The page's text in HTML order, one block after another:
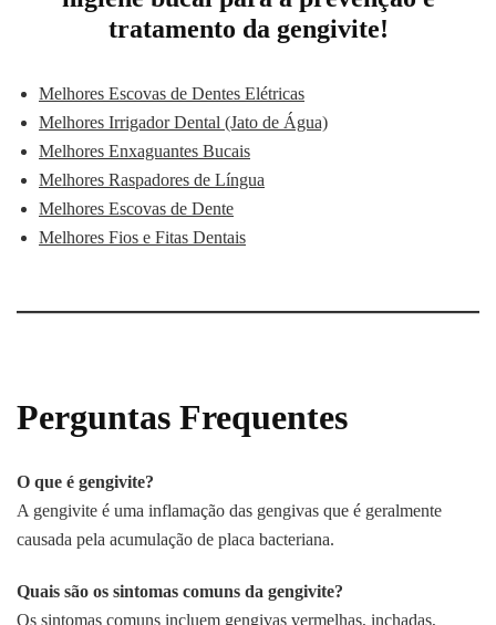
tratamento da gengivite!
Melhores Escovas de Dentes Elétricas
Melhores Irrigador Dental (Jato de Água)
Melhores Enxaguantes Bucais
Melhores Raspadores de Língua
Melhores Escovas de Dente
Melhores Fios e Fitas Dentais
Perguntas Frequentes
O que é gengivite?
A gengivite é uma inflamação das gengivas que é geralmente
causada pela acumulação de placa bacteriana.
Quais são os sintomas comuns da gengivite?
Os sintomas comuns incluem gengivas vermelhas, inchadas,